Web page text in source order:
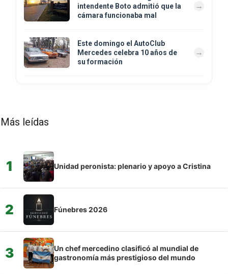
intendente Boto admitió que la
cámara funcionaba mal
Este domingo el AutoClub
Mercedes celebra 10 años de
su formación
Más leídas
1 Unidad peronista: plenario y apoyo a Cristina
2 Fúnebres 2026
3
Un chef mercedino clasificó al mundial de
gastronomía más prestigioso del mundo